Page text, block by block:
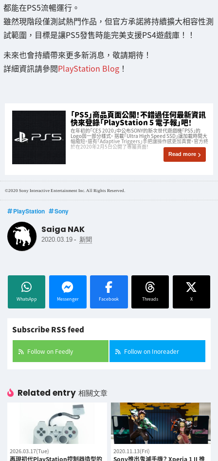
都能在PS5流暢運行。
雖然現階段僅測試熱門作品，但官方承諾將持續擴大相容性測
試範圍，目標是讓PS5發售時能完美支援PS4遊戲庫！！
未來也會持續帶來更多新消息，敬請期待！
詳細資訊請參閱PlayStation Blog ！
「PS5」商品頁面公開！不錯過任何最新資訊
快來登錄「PlayStation 5 電子報」吧！
在年初的「CES 2020」中公布SONY的新次世代遊戲機「PS5」的
Logo與一部分樣式。 搭載「Ultra High Speed SSD」讓加載時間大
幅縮短，還有「Adaptive Triggers」手把讓操作感更加真實，官方終
於在2020年2月5日公開了專屬頁面！
Read more
©2020 Sony Interactive Entertainment Inc. All Rights Reserved.
PlayStation Sony
Saiga NAK
2020.03.19 - 新聞
WhatsApp Messenger Facebook Threads X
Subscribe RSS feed
Follow on Feedly Follow on Inoreader
Related entry 相關文章
2026.03.17(Tue)
再現初代PlayStation控制器造型的
2020.11.13(Fri)
Sony推出鬼滅手機？ Xperia 1 II 推